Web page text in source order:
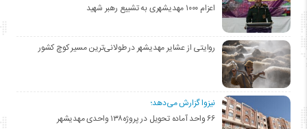
اعزام ۱۰۰۰ مهدیشهری به تشییع رهبر شهید
روایتی از عشایر مهدیشهر در طولانی‌ترین مسیر کوچ کشور
نیزوا گزارش می‌دهد؛
۶۶ واحد آماده تحویل در پروژه۱۳۸ واحدی مهدیشهر